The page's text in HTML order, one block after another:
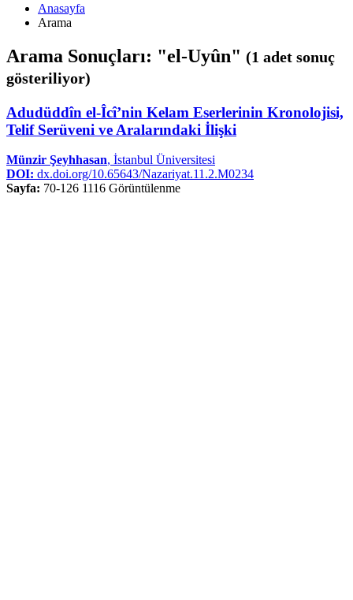
Anasayfa
Arama
Arama Sonuçları: "el-Uyûn" (1 adet sonuç
gösteriliyor)
Adudüddîn el-Îcî’nin Kelam Eserlerinin Kronolojisi,
Telif Serüveni ve Aralarındaki İlişki
Münzir Şeyhhasan, İstanbul Üniversitesi
DOI: dx.doi.org/10.65643/Nazariyat.11.2.M0234
Sayfa: 70-126 1116 Görüntülenme